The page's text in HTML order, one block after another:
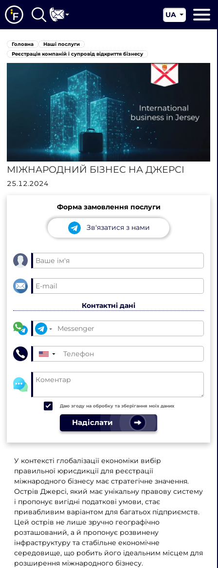
Про нас
Наші послуги
Юрисдикції
Контакти
UA
EN
Головна
Наші послуги
Реєстрація компаній і супровід відкриття бізнесу
МІЖНАРОДНИЙ БІЗНЕС НА ДЖЕРСІ
25.12.2024
Форма замовлення послуги
Зв'язатися з нами
Контактні дані
▼
Даю згоду на обробку та зберігання моїх даних
Надіслати
У контексті глобалізації економіки вибір
правильної юрисдикції для реєстрації
міжнародного бізнесу має стратегічне значення.
Острів Джерсі, який має унікальну правову систему
і пропонує вигідні податкові умови, стає
привабливим варіантом для багатьох підприємств.
Цей острів не лише зручно географічно
розташований, а й пропонує розвинену
інфраструктуру та стабільне економічне
середовище, що робить його ідеальним місцем для
розширення міжнародного бізнесу.